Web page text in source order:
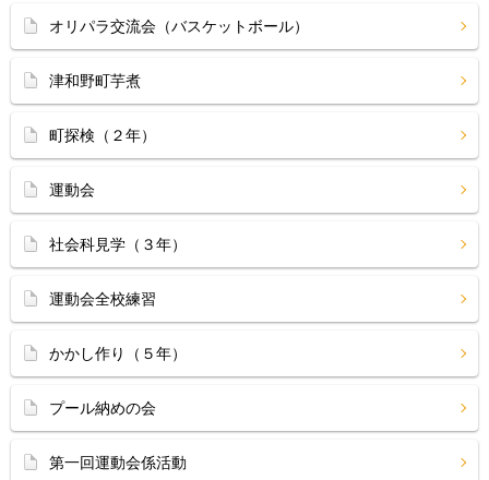
オリパラ交流会（バスケットボール）
津和野町芋煮
町探検（２年）
運動会
社会科見学（３年）
運動会全校練習
かかし作り（５年）
プール納めの会
第一回運動会係活動